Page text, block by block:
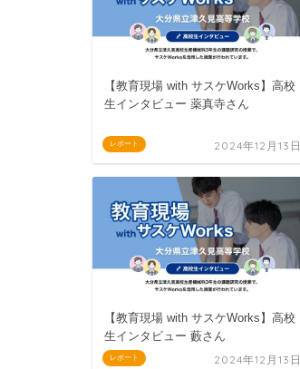
レポート
【教育現場 with サスケWorks】高校
生インタビュー 薬真寺さん
2024年12月13日
レポート
【教育現場 with サスケWorks】高校
生インタビュー 藪さん
2024年12月13日